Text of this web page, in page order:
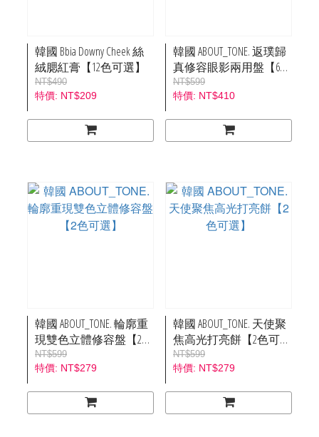
韓國 Bbia Downy Cheek 絲
絨腮紅膏【12色可選】
NT$490
NT$209
韓國 ABOUT_TONE. 返璞歸
真修容眼影兩用盤【6色
可選】
NT$599
NT$410
韓國 ABOUT_TONE. 輪廓重
現雙色立體修容盤【2色
可選】
NT$599
NT$279
韓國 ABOUT_TONE. 天使聚
焦高光打亮餅【2色可
選】
NT$599
NT$279